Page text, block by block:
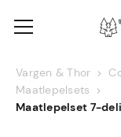
Vargen & Thor
Maatlepelsets
Maatlepelset 7-